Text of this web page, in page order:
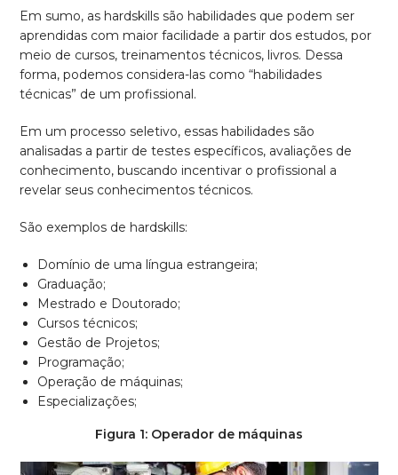
Em sumo, as hardskills são habilidades que podem ser
aprendidas com maior facilidade a partir dos estudos, por
meio de cursos, treinamentos técnicos, livros. Dessa
forma, podemos considera-las como “habilidades
técnicas” de um profissional.
Em um processo seletivo, essas habilidades são
analisadas a partir de testes específicos, avaliações de
conhecimento, buscando incentivar o profissional a
revelar seus conhecimentos técnicos.
São exemplos de hardskills:
Domínio de uma língua estrangeira;
Graduação;
Mestrado e Doutorado;
Cursos técnicos;
Gestão de Projetos;
Programação;
Operação de máquinas;
Especializações;
Figura 1: Operador de máquinas